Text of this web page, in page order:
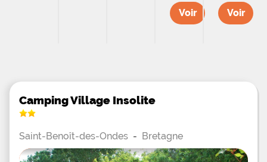
Voir Voir
Camping Village Insolite
Saint-Benoît-des-Ondes - Bretagne